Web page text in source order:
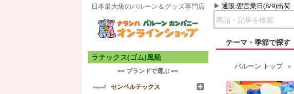
日本最大級のバルーン＆グッズ専門店 通販:翌営業日(8/9)出荷
テーマ・季節で探す
ラテックス(ゴム)風船
== ブランドで選ぶ ==
センペルテックス
バルーン トップ